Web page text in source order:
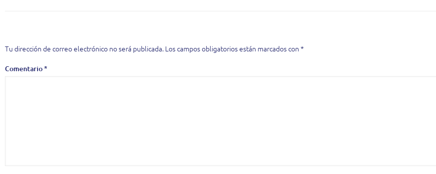
Tu dirección de correo electrónico no será publicada. Los campos obligatorios están marcados con *
Comentario*